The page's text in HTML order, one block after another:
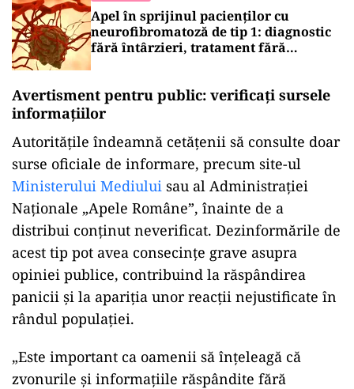
Apel în sprijinul pacienților cu
neurofibromatoză de tip 1: diagnostic
fără întârzieri, tratament fără
Avertisment pentru public: verificați sursele
informațiilor
Autoritățile îndeamnă cetățenii să consulte doar
surse oficiale de informare, precum site-ul
Ministerului Mediului sau al Administrației
Naționale „Apele Române”, înainte de a
distribui conținut neverificat. Dezinformările de
acest tip pot avea consecințe grave asupra
opiniei publice, contribuind la răspândirea
panicii și la apariția unor reacții nejustificate în
rândul populației.
„Este important ca oamenii să înțeleagă că
zvonurile și informațiile răspândite fără